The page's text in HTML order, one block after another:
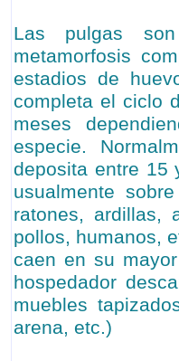
Las pulgas
metamorfosis
estadios de
completa el ciclo
meses
especie.
deposita entre 15
usualmente
ratones, ardillas,
pollos, humanos,
caen en su
hospedador
muebles
arena, etc.)